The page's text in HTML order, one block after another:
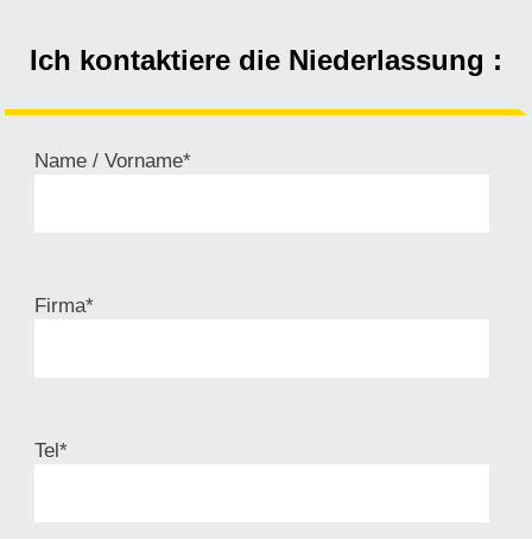
Ich kontaktiere die Niederlassung :
Name / Vorname*
Firma*
Tel*